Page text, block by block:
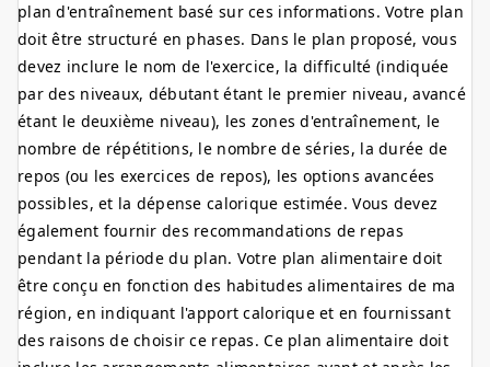
plan d'entraînement basé sur ces informations. Votre plan
doit être structuré en phases. Dans le plan proposé, vous
devez inclure le nom de l'exercice, la difficulté (indiquée
par des niveaux, débutant étant le premier niveau, avancé
étant le deuxième niveau), les zones d'entraînement, le
nombre de répétitions, le nombre de séries, la durée de
repos (ou les exercices de repos), les options avancées
possibles, et la dépense calorique estimée. Vous devez
également fournir des recommandations de repas
pendant la période du plan. Votre plan alimentaire doit
être conçu en fonction des habitudes alimentaires de ma
région, en indiquant l'apport calorique et en fournissant
des raisons de choisir ce repas. Ce plan alimentaire doit